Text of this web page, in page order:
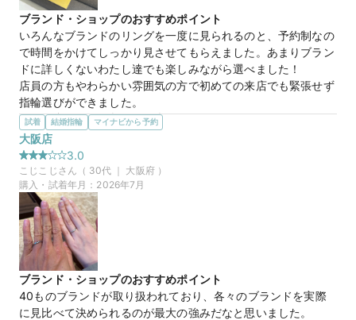
この店舗のおすすめ特典情報
WEB来店予約で、マイナビとBIJOUPIKOから ¥16,000分の電子マ
ネー＆金券プレゼント！
ブランド・ショップのおすすめポイント
いろんなブランドのリングを一度に見られるのと、予約制なの
で時間をかけてしっかり見させてもらえました。あまりブラン
ドに詳しくないわたし達でも楽しみながら選べました！
店員の方もやわらかい雰囲気の方で初めての来店でも緊張せず
指輪選びができました。
選んだ商品を気に入った理由
元々気になっているブランドでしたが付け心地が良く、色味も
手に馴染む色味だったところが決め手になり、購入しました！
試着した写真をみても、やっぱりこれにして良かったと思いま
す。
届くのがとても楽しみです！
この店舗の良かったところ
担当の方がとても話しやすかったです。
右も左もわからない状態でしたが、ご自身の経験談から指輪選
びのアドバイスも頂けて良かったです。
他の指輪もしっかりと見た上で決められたので、満足のいく指
輪選びができたと思います！
試着 結婚指輪 マイナビから予約
大阪店
3.0
こじこじ さん（ 30代 ｜ 大阪府）
購入・試着年月： 2026年7月
ブランド・ショップのおすすめポイント
40ものブランドが取り扱われており、各々のブランドを実際
に見比べて決められるのが最大の強みだなと思いました。